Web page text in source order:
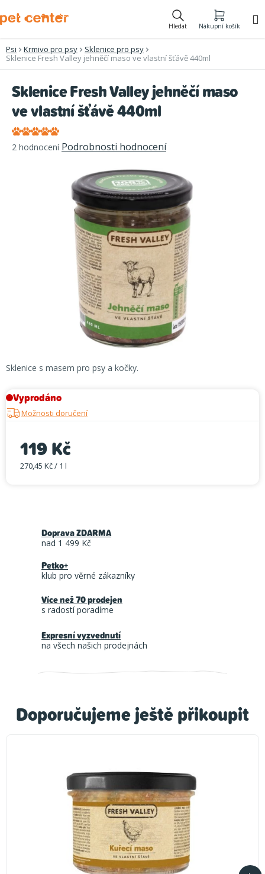
na
Hledat Nákupní košík
Psi Krmivo pro psy
Sklenice pro psy
Sklenice Fresh Valley jehněčí maso ve vlastní šťávě 440ml
Sklenice s masem pro psy a kočky.
Vyprodáno
Možnosti doručení
119 Kč
Měrná cena:
270,45 Kč / 1 l
Sklenice Fresh Valley jehněčí maso
ve vlastní šťávě 440ml
Průměrné
hodnocení
2 hodnocení Podrobnosti hodnocení
Doporučujeme ještě přikoupit
Doprava ZDARMA
nad 1 499 Kč
Petko+
klub pro věrné zákazníky
Více než 70 prodejen
s radostí poradíme
Expresní vyzvednutí
na všech našich prodejnách